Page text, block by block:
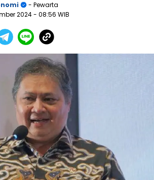
- Pewarta
2024- 08:56 WIB